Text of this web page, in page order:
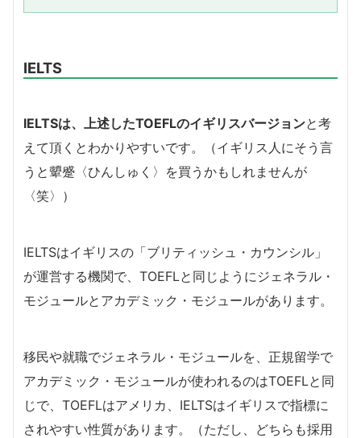
IELTS
IELTSは、上述したTOEFLのイギリスバージョンと考
えて頂くとわかりやすいです。（イギリス人にそう言
うと顰蹙〈ひんしゅく〉を買うかもしれませんが
〈笑〉）
IELTSはイギリスの「ブリティッシュ・カウンシル」
が運営する機関で、TOEFLと同じようにジェネラル・
モジュールとアカデミック・モジュールがあります。
移民や就職でジェネラル・モジュールを、正規留学で
アカデミック・モジュールが使われるのはTOEFLと同
じで、TOEFLはアメリカ、IELTSはイギリスで指標に
されやすい性質があります。（ただし、どちらも採用